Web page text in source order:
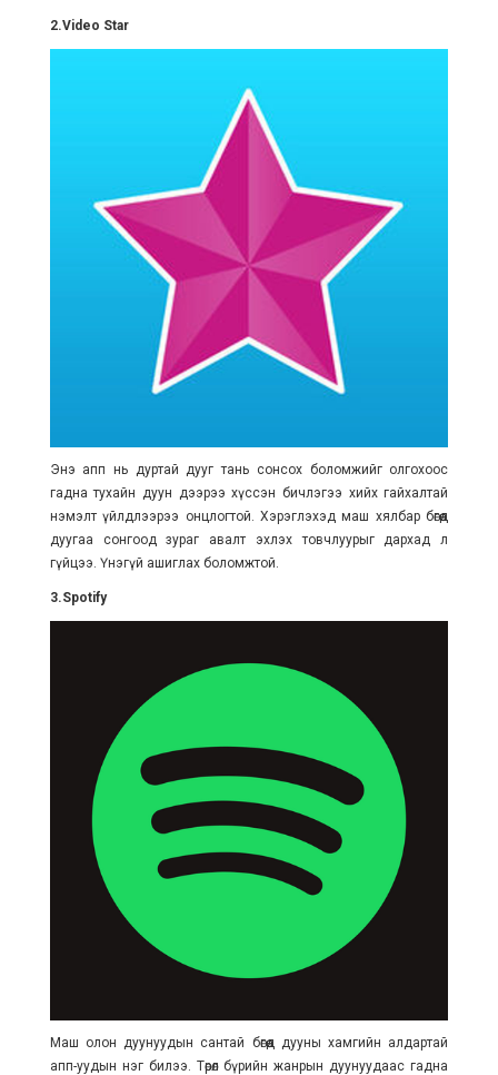
2.Video Star
Энэ апп нь дуртай дууг тань сонсох боломжийг олгохоос
гадна тухайн дуун дээрээ хүссэн бичлэгээ хийх гайхалтай
нэмэлт үйлдлээрээ онцлогтой. Хэрэглэхэд маш хялбар бөгөөд
дуугаа сонгоод зураг авалт эхлэх товчлуурыг дархад л
гүйцээ. Үнэгүй ашиглах боломжтой.
3.Spotify
Маш олон дуунуудын сантай бөгөөд дууны хамгийн алдартай
апп-уудын нэг билээ. Төрөл бүрийн жанрын дуунуудаас гадна